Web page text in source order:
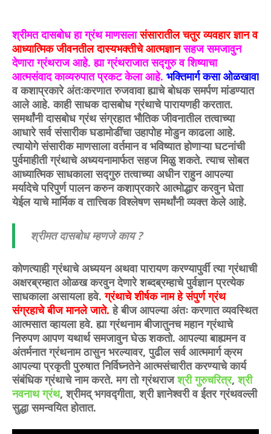
श्रीमत दासबोध हा ग्रंथ माणसलासंसारातील चतुर व्यवहार ज्ञान व
आध्यात्मिक जीवनतील दास्यभक्तीचे आत्मज्ञानसहज समजावुन
देणारा ग्रंथराज आहे. ह्या ग्रंथराजात सद्गुरु व शिष्याचा
आत्मसंवाद काव्यरुपात प्रकट केला आहे. भक्तिमार्ग कसा ओळखावा
व कशाप्रकारे अंतःकरणात रुजवावा ह्याचे बोधक समर्पण मांडण्यात
आले आहे. काही साधक दासबोध ग्रंथाचे पारायणही करतात.
समर्थांनी दासबोध ग्रंथ संग्रहात भौतिक जीवनातील तत्वाच्या
आधारे सर्व संसारीक घडामोडींचा उहापोह मोडुन काढला आहे.
त्यायोगे संसारीक माणसाला वर्तमान व भविष्यात होणाऱ्या घटनांची
पुर्वमाहीती ग्रंथाचे अध्ययनामार्फत सहज मिळु शकते. त्याच सोबत
आध्यात्मिक साधकाला सद्गुरु तत्वाच्या अधीन राहुन आपल्या
मर्यादेचे परिपुर्ण पालन करुन कशाप्रकारे आत्मोद्धार करवुन घेता
येईल याचे मार्मिक व तात्त्विक विश्लेषण समर्थांनी व्यक्त केले आहे.
श्रीमत दासबोध म्हणजे काय ?
कोणत्याही ग्रंथाचे अध्ययन अथवा पारायण करण्यापुर्वी त्या ग्रंथाची
अक्षरब्रम्हात ओळख करवुन देणारे शब्दब्रम्हाचे पुर्वज्ञान प्रत्येक
साधकाला असायला हवे.ग्रंथाचे शीर्षक नाम हे संपुर्ण ग्रंथ
संग्रहाचे बीज मानले जाते. हे बीज आपल्या अंतः करणात व्यवस्थित
आत्मसात व्हायला हवे. ह्या ग्रंथनाम बीजातुनच महान ग्रंथाचे
निरुपण आपण यथार्थ समजावुन घेऊ शकतो. आपल्या बाह्यमन व
अंतर्मनात ग्रंथनाम ठासुन भरल्यावर, पुढील सर्व आत्ममार्ग क्रम
आपल्या प्रकृती पुरुषात निर्विघ्नतेने आत्मसंचारीत करण्याचे कार्य
संबंधिक ग्रंथाचे नाम करते. मग तो ग्रंथराजश्री गुरुचरित्र,श्री
नवनाथ ग्रंथ, श्रीमद् भगवद्गीता, श्री ज्ञानेश्वरी व ईतर ग्रंथवल्ली
सुद्धा समन्वयित होतात.